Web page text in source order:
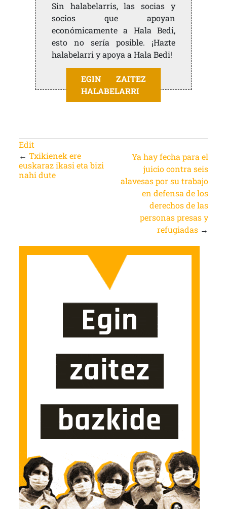
Sin halabelarris, las socias y
socios que apoyan
económicamente a Hala Bedi,
esto no sería posible. ¡Hazte
halabelarri y apoya a Hala Bedi!
EGIN ZAITEZ
HALABELARRI
Edit
← Txikienek ere
euskaraz ikasi eta bizi
nahi dute
Ya hay fecha para el
juicio contra seis
alavesas por su trabajo
en defensa de los
derechos de las
personas presas y
refugiadas →